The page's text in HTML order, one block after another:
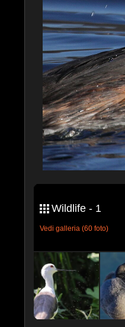
Wildlife - 1
Vedi galleria (60 foto)